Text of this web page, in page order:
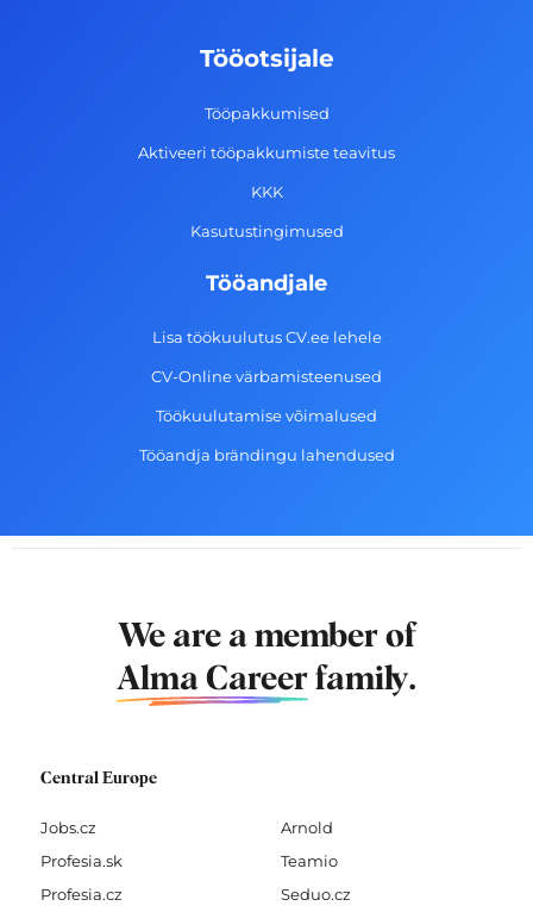
-
g
a
m
d
n
Tööotsijale
Tööpakkumised
Aktiveeri tööpakkumiste teavitus
KKK
Kasutustingimused
Tööandjale
Lisa töökuulutus CV.ee lehele
CV-Online värbamisteenused
Töökuulutamise võimalused
Tööandja brändingu lahendused
We are a member of
Alma Career family.
Central Europe
Jobs.cz
Profesia.sk
Profesia.cz
Arnold
Teamio
Seduo.cz